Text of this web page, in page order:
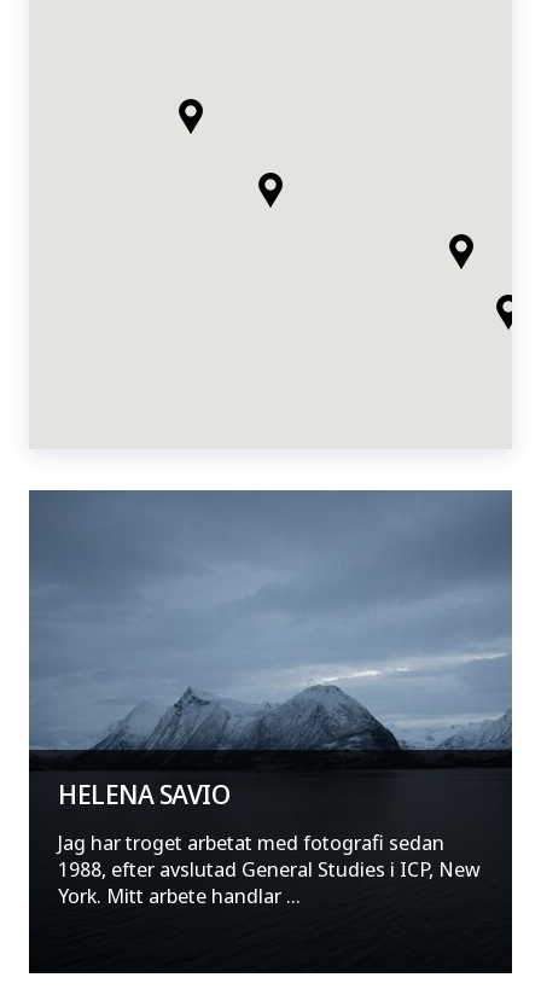
HELENA SAVIO
Jag har troget arbetat med fotografi sedan
1988, efter avslutad General Studies i ICP, New
York. Mitt arbete handlar ...